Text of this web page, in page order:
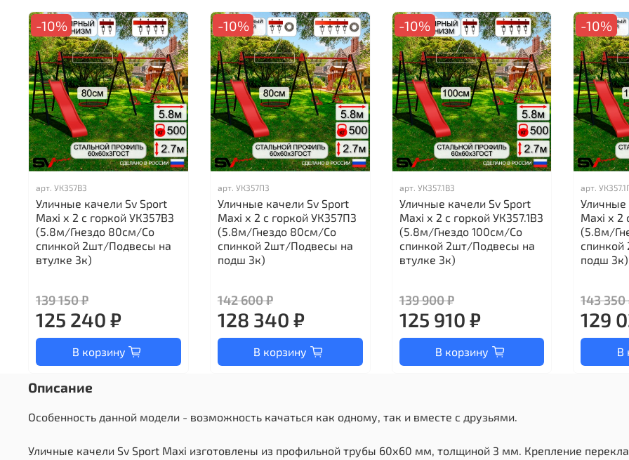
-10%
арт. УК357В3
Уличные качели Sv Sport
Maxi х 2 с горкой УК357В3
(5.8м/Гнездо 80см/Со
спинкой 2шт/Подвесы на
втулке 3к)
139 150 ₽
125 240 ₽
В корзину
-10%
арт. УК357П3
Уличные качели Sv Sport
Maxi х 2 с горкой УК357П3
(5.8м/Гнездо 80см/Со
спинкой 2шт/Подвесы на
подш 3к)
142 600 ₽
128 340 ₽
В корзину
-10%
арт. УК357.1В3
Уличные качели Sv Sport
Maxi х 2 с горкой УК357.1В3
(5.8м/Гнездо 100см/Со
спинкой 2шт/Подвесы на
втулке 3к)
139 900 ₽
125 910 ₽
В корзину
-10%
арт.
Уличные
Maxi х 2
(5.8м/
подш 3к)
143 350
129
В
Описание
Особенность данной модели - возможность качаться как одному, так и вместе с друзьями.
Уличные качели Sv Sport Maxi изготовлены из профильной трубы 60х60 мм, толщиной 3 мм. Крепление